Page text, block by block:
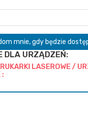
mnie, gdy będzie
DLA URZĄDZEŃ:
LASEROWE /
: